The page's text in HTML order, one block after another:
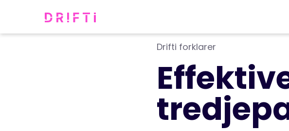
Drifti forklarer